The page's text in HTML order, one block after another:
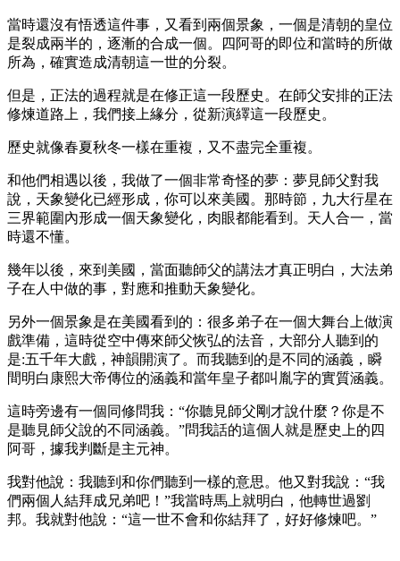
當時還沒有悟透這件事，又看到兩個景象，一個是清朝的皇位
是裂成兩半的，逐漸的合成一個。四阿哥的即位和當時的所做
所為，確實造成清朝這一世的分裂。
但是，正法的過程就是在修正這一段歷史。在師父安排的正法
修煉道路上，我們接上緣分，從新演繹這一段歷史。
歷史就像春夏秋冬一樣在重複，又不盡完全重複。
和他們相遇以後，我做了一個非常奇怪的夢：夢見師父對我
說，天象變化已經形成，你可以來美國。那時節，九大行星在
三界範圍內形成一個天象變化，肉眼都能看到。天人合一，當
時還不懂。
幾年以後，來到美國，當面聽師父的講法才真正明白，大法弟
子在人中做的事，對應和推動天象變化。
另外一個景象是在美國看到的：很多弟子在一個大舞台上做演
戲準備，這時從空中傳來師父恢弘的法音，大部分人聽到的
是:五千年大戲，神韻開演了。而我聽到的是不同的涵義，瞬
間明白康熙大帝傳位的涵義和當年皇子都叫胤字的實質涵義。
這時旁邊有一個同修問我：“你聽見師父剛才說什麼？你是不
是聽見師父說的不同涵義。”問我話的這個人就是歷史上的四
阿哥，據我判斷是主元神。
我對他說：我聽到和你們聽到一樣的意思。他又對我說：“我
們兩個人結拜成兄弟吧！”我當時馬上就明白，他轉世過劉
邦。我就對他說：“這一世不會和你結拜了，好好修煉吧。”